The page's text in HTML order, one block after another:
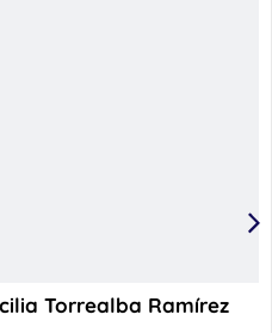
Torrealba Ramírez